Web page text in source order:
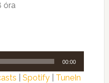
óra
00:00
Spotify| TuneIn